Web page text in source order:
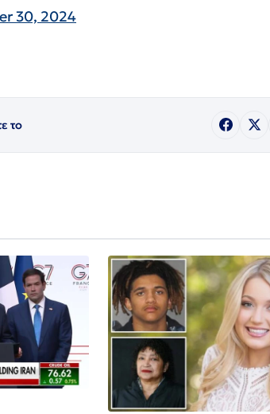
30, 2024
το